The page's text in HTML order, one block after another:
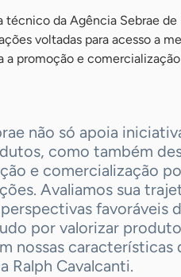
técnico da Agência Sebrae
voltadas para acesso a
a promoção e
não só apoia
como também
e comercialização
Avaliamos sua
favoráveis
por valorizar
nossas características
Ralph Cavalcanti.